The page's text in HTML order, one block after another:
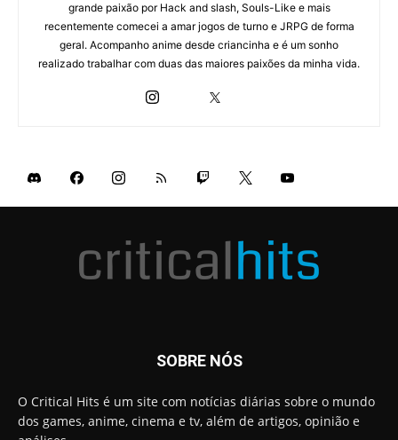
grande paixão por Hack and slash, Souls-Like e mais
recentemente comecei a amar jogos de turno e JRPG de forma
geral. Acompanho anime desde criancinha e é um sonho
realizado trabalhar com duas das maiores paixões da minha vida.
SOBRE NÓS
O Critical Hits é um site com notícias diárias sobre o mundo
dos games, anime, cinema e tv, além de artigos, opinião e